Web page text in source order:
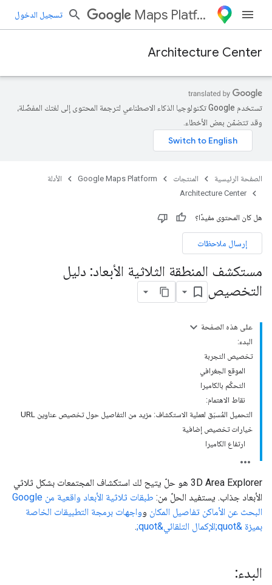
Maps Platform تسجيل الدخول
Architecture Center
تستخدم Google تكنولوجيا الذكاء الاصطناعي لترجمة المحتوى إلى لغتك المفضّلة،
وقد تتضمّن بعض الأخطاء.
الصفحة الرئيسية المنتجات Google Maps Platform
الأدلة
Architecture Center
هل كان المحتوى مفيدًا؟
إرسال ملاحظات
مستكشف المنطقة الثلاثية الأبعاد: دليل
التخصيص
على هذه الصفحة
البدء:
تخصيص التجربة
الموقع الجغرافي
التحكّم بالكاميرا
نقاط الاهتمام:
التحميل المُسبَق لعملية الاستكشاف: مزيد من التفاصيل حول تخصيص عناوين URL
خيارات تخصيص إضافية
ارتفاع الكاميرا
‫3D Area Explorer هو حلّ يتيح لك استكشاف المجتمعات بشكل ثلاثي
الأبعاد جذاب. يستفيد الحلّ من: طبقات ثلاثية الأبعاد واقعية من Google
البحث عن الأماكن تفاصيل المكان وواجهات برمجة التطبيقات الخاصة
بميزة &quot;الإكمال التلقائي&quot;
.
البدء: